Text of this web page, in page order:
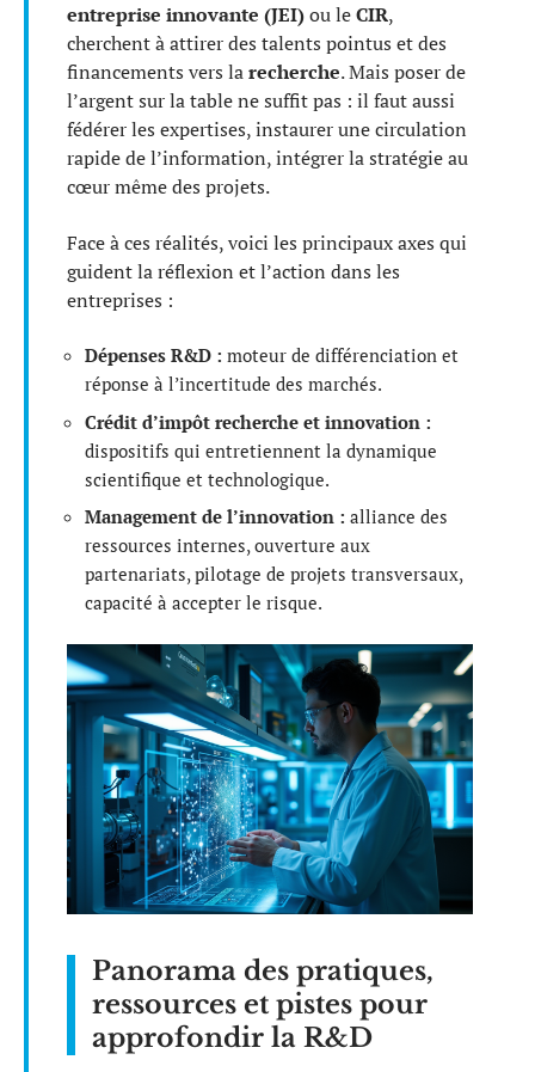
entreprise innovante (JEI)ou leCIR,
cherchent à attirer des talents pointus et des
financements vers larecherche. Mais poser de
l’argent sur la table ne suffit pas : il faut aussi
fédérer les expertises, instaurer une circulation
rapide de l’information, intégrer la stratégie au
cœur même des projets.
Face à ces réalités, voici les principaux axes qui
guident la réflexion et l’action dans les
entreprises :
Dépenses R&D : moteur de différenciation et
réponse à l’incertitude des marchés.
Crédit d’impôt recherche et innovation :
dispositifs qui entretiennent la dynamique
scientifique et technologique.
Management de l’innovation : alliance des
ressources internes, ouverture aux
partenariats, pilotage de projets transversaux,
capacité à accepter le risque.
Panorama des pratiques,
ressources et pistes pour
approfondir la R&D